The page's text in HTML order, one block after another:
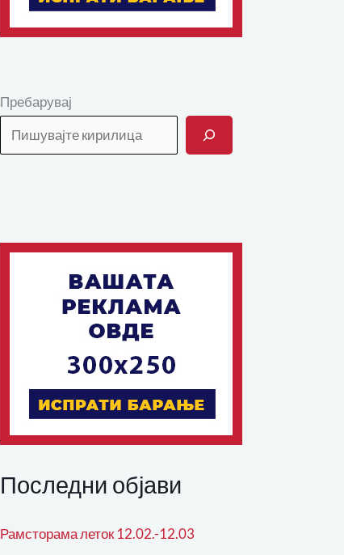
Пребарувај
Последни објави
Рамсторама леток 12.02.-12.03